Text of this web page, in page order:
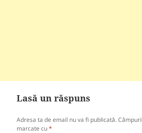
Lasă un răspuns
Adresa ta de email nu va fi publicată.
marcate cu*